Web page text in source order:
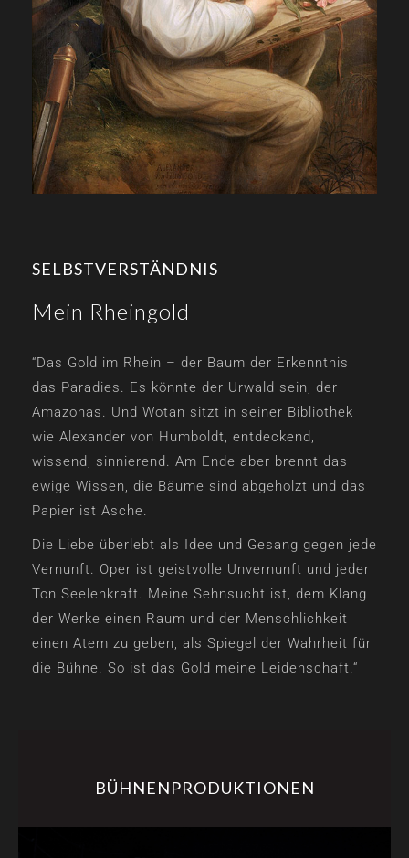
SELBSTVERSTÄNDNIS
Mein Rheingold
“Das Gold im Rhein – der Baum der Erkenntnis
das Paradies. Es könnte der Urwald sein, der
Amazonas. Und Wotan sitzt in seiner Bibliothek
wie Alexander von Humboldt, entdeckend,
wissend, sinnierend. Am Ende aber brennt das
ewige Wissen, die Bäume sind abgeholzt und das
Papier ist Asche.
Die Liebe überlebt als Idee und Gesang gegen jede
Vernunft. Oper ist geistvolle Unvernunft und jeder
Ton Seelenkraft. Meine Sehnsucht ist, dem Klang
der Werke einen Raum und der Menschlichkeit
einen Atem zu geben, als Spiegel der Wahrheit für
die Bühne. So ist das Gold meine Leidenschaft.“
BÜHNENPRODUKTIONEN